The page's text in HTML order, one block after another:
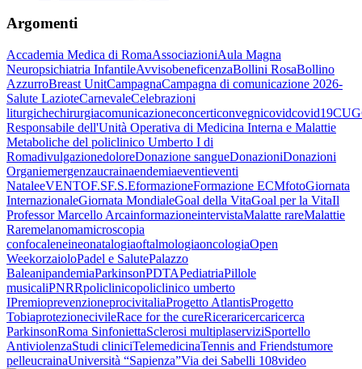
Argomenti
Accademia Medica di RomaAssociazioniAula Magna
Neuropsichiatria InfantileAvvisobeneficenzaBollini RosaBollino
AzzurroBreast UnitCampagnaCampagna di comunicazione 2026-
Salute LazioteCarnevaleCelebrazioni
liturgichechirurgiacomunicazioneconcerticonvegnicovidcovid19CUG
Responsabile dell'Unità Operativa di Medicina Interna e Malattie
Metaboliche del policlinico Umberto I di
RomadivulgazionedoloreDonazione sangueDonazioniDonazioni
Organiemergenzaucrainaendemiaeventieventi
NataleeVENTOF.SF.S.EformazioneFormazione ECMfotoGiornata
InternazionaleGiornata MondialeGoal della VitaGoal per la VitaIl
Professor Marcello ArcainformazioneintervistaMalatte rareMalattie
Raremelanomamicroscopia
confocaleneineonatalogiaoftalmologiaoncologiaOpen
WeekorzaioloPadel e SalutePalazzo
BaleanipandemiaParkinsonPDTAPediatriaPillole
musicaliPNRRpoliclinicopoliclinico umberto
IPremioprevenzioneprocivitaliaProgetto AtlantisProgetto
TobiaprotezionecivileRace for the cureRiceraricercaricerca
ParkinsonRoma SinfoniettaSclerosi multiplaserviziSportello
AntiviolenzaStudi cliniciTelemedicinaTennis and Friendstumore
pelleucrainaUniversità “Sapienza”Via dei Sabelli 108video